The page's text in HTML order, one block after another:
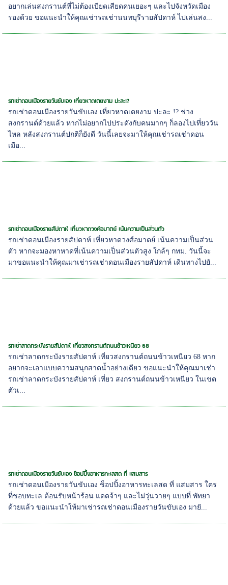
อยากเล่นสงกรานต์ที่ไม่ต้องเบียดเสียดคนเยอะๆ และไปจังหวัดเมือง
รองด้วย ขอแนะนำให้คุณเช่ารถเช่านนทบุรีรายสัปดาห์ ไปเล่นสง...
รถเช่าดอนเมืองรายวันขับเอง เที่ยวหาดเตยงาม ปะละ!?
รถเช่าดอนเมืองรายวันขับเอง เที่ยวหาดเตยงาม ปะละ !? ช่วง
สงกรานต์ด้วยแล้ว หากไม่อยากไปประดังกับคนมากๆ ก็ลองไปเที่ยววัน
ไหล หลังสงกรานต์ปกติก็ยังดี วันนี้เลยจะมาให้คุณเช่ารถเช่าดอน
เมือ...
รถเช่าดอนเมืองรายสัปดาห์ เที่ยวหาดวงศ์อมาตย์ เน้นความเป็นส่วนตัว
รถเช่าดอนเมืองรายสัปดาห์ เที่ยวหาดวงศ์อมาตย์ เน้นความเป็นส่วน
ตัว หากจะมองหาหาดที่เน้นความเป็นส่วนตัวสูง ใกล้ๆ กทม. วันนี้จะ
มาขอแนะนำให้คุณมาเช่ารถเช่าดอนเมืองรายสัปดาห์ เดินทางไปยั...
รถเช่าลาดกระบังรายสัปดาห์ เที่ยวสงกรานต์ถนนข้าวเหนียว 68
รถเช่าลาดกระบังรายสัปดาห์ เที่ยวสงกรานต์ถนนข้าวเหนียว 68 หาก
อยากจะเอาแบบความสนุกสาดน้ำอย่างเดียว ขอแนะนำให้คุณมาเช่า
รถเช่าลาดกระบังรายสัปดาห์ เที่ยว สงกรานต์ถนนข้าวเหนียว ในเขต
ตัวเ...
รถเช่าดอนเมืองรายวันขับเอง ช็อปปิ้งอาหารทะเลสด ที่ แสมสาร
รถเช่าดอนเมืองรายวันขับเอง ช็อปปิ้งอาหารทะเลสด ที่ แสมสาร ใคร
ที่ชอบทะเล ต้อนรับหน้าร้อน แดดจ้าๆ และไม่วุ่นวายๆ แบบที่ พัทยา
ด้วยแล้ว ขอแนะนำให้มาเช่ารถเช่าดอนเมืองรายวันขับเอง มายั...